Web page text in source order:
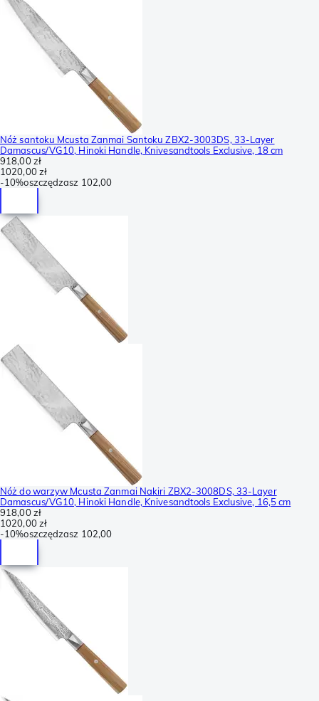
Nóż santoku Mcusta Zanmai Santoku ZBX2-3003DS, 33-Layer
Damascus/VG10, Hinoki Handle, Knivesandtools Exclusive, 18 cm
918,00 zł
1020,00 zł
-10%oszczędzasz 102,00
Nóż do warzyw Mcusta Zanmai Nakiri ZBX2-3008DS, 33-Layer
Damascus/VG10, Hinoki Handle, Knivesandtools Exclusive, 16,5 cm
918,00 zł
1020,00 zł
-10%oszczędzasz 102,00